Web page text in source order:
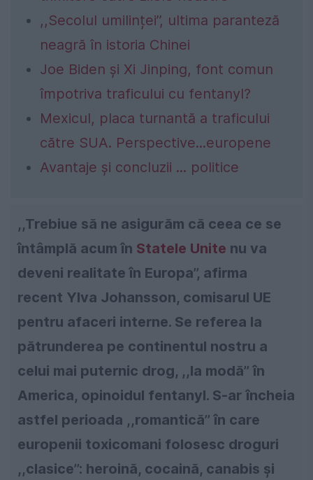
,,Secolul umilinței’’, ultima paranteză
neagră în istoria Chinei
Joe Biden și Xi Jinping, font comun
împotriva traficului cu fentanyl?
Mexicul, placa turnantă a traficului
către SUA. Perspective...europene
Avantaje și concluzii ... politice
,,Trebiue să ne asigurăm că ceea ce se
întâmplă acum în Statele Unite nu va
deveni realitate în Europa’’, afirma
recent Ylva Johansson, comisarul UE
pentru afaceri interne. Se referea la
pătrunderea pe continentul nostru a
celui mai puternic drog, ,,la modă’’ în
America, opinoidul fentanyl. S-ar încheia
astfel perioada ,,romantică’’ în care
europenii toxicomani folosesc droguri
,,clasice’’: heroină, cocaină, canabis și